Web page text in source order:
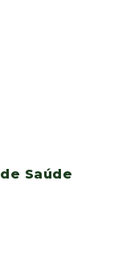
Saúde